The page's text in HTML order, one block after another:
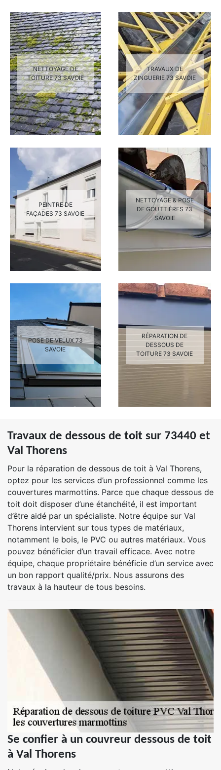
NETTOYAGE DE
TOITURE 73 SAVOIE
TRAVAUX DE
ZINGUERIE 73 SAVOIE
PEINTRE DE
FAÇADES 73 SAVOIE
NETTOYAGE & POSE
DE GOUTTIÈRES 73
SAVOIE
POSE DE VELUX 73
SAVOIE
RÉPARATION DE
DESSOUS DE
TOITURE 73 SAVOIE
Travaux de dessous de toit sur 73440 et
Val Thorens
Pour la réparation de dessous de toit à Val Thorens,
optez pour les services d’un professionnel comme les
couvertures marmottins. Parce que chaque dessous de
toit doit disposer d’une étanchéité, il est important
d’être aidé par un spécialiste. Notre équipe sur Val
Thorens intervient sur tous types de matériaux,
notamment le bois, le PVC ou autres matériaux. Vous
pouvez bénéficier d’un travail efficace. Avec notre
équipe, chaque propriétaire bénéficie d’un service avec
un bon rapport qualité/prix. Nous assurons des
travaux à la hauteur de tous besoins.
Se confier à un couvreur dessous de toit
à Val Thorens